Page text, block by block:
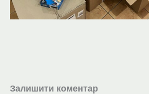
Залишити коментар